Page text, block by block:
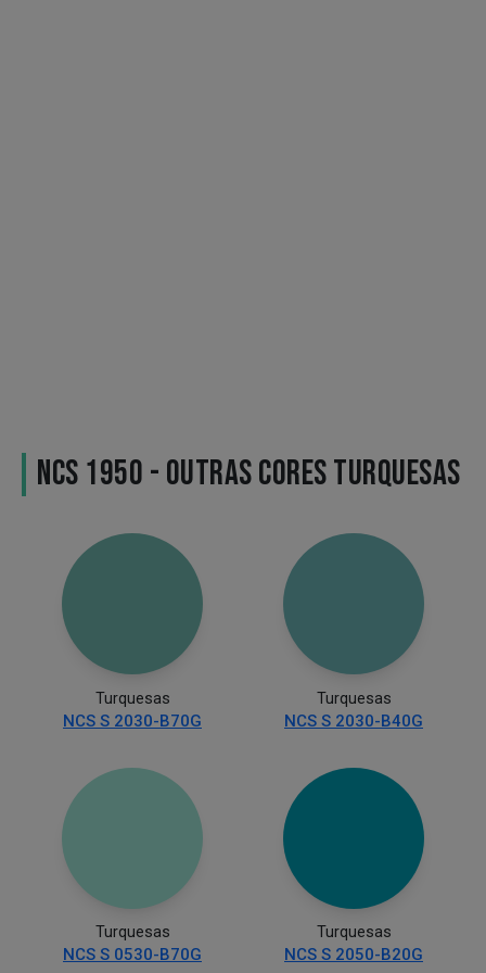
NCS 1950 - OUTRAS CORES TURQUESAS
Turquesas
NCS S 2030-B70G
Turquesas
NCS S 2030-B40G
Turquesas
NCS S 0530-B70G
Turquesas
NCS S 2050-B20G